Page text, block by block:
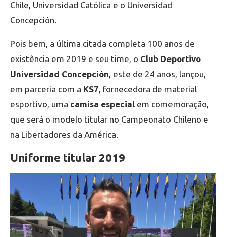
Chile, Universidad Católica e o Universidad
Concepción.
Pois bem, a última citada completa 100 anos de
existência em 2019 e seu time, o Club Deportivo
Universidad Concepción, este de 24 anos, lançou,
em parceria com a KS7, fornecedora de material
esportivo, uma camisa especial em comemoração,
que será o modelo titular no Campeonato Chileno e
na Libertadores da América.
Uniforme titular 2019